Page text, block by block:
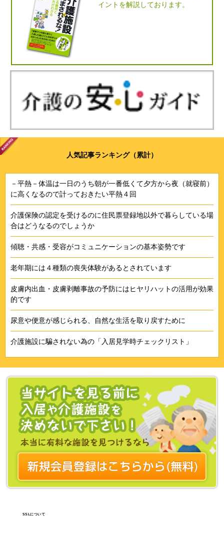
イントを解説しております。
人気記事ランキング（累計）
－平熱－体温は一日のうち朝が一番低くて夕方から夜（就寝前）
に高くなるので計っておきたい平熱４回
介護保険の認定を受けるのに住民票登録地以外で暮らしている場
合はどうなるのでしょうか
傾聴・共感・受容がコミュニケーションの基本姿勢です
老年期には４種類の喪失体験があるとされています
皮膚内出血・皮膚剥離事故の予防にはヒヤリハットの活用が効果
的です
尿意や便意が感じられる、自然な生活を取り戻すために
介護施設に騙されない為の「入居見学時チェックリスト」
SSLについて